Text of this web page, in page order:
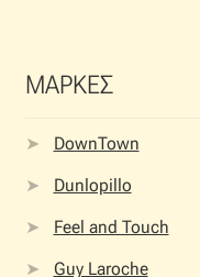
ΜΑΡΚΕΣ
DownTown
Dunlopillo
Feel and Touch
Guy Laroche